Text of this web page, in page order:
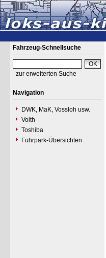
Fahrzeug-Schnellsuche
zur erweiterten Suche
Navigation
DWK, MaK, Vossloh usw.
Voith
Toshiba
Fuhrpark-Übersichten